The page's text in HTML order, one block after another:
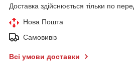
Доставка здійснюється тільки по
Нова Пошта
Самовивіз
Всі умови доставки